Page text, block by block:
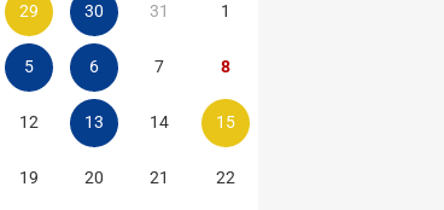
29 30 31 1
5 6 7 8
12 13 14 15
19 20 21 22